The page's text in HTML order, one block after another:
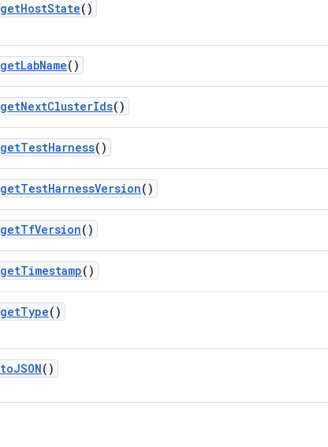
getHostState()
getLabName()
getNextClusterIds()
getTestHarness()
getTestHarnessVersion()
getTfVersion()
getTimestamp()
getType()
toJSON()